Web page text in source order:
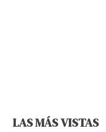
LAS MÁS VISTAS